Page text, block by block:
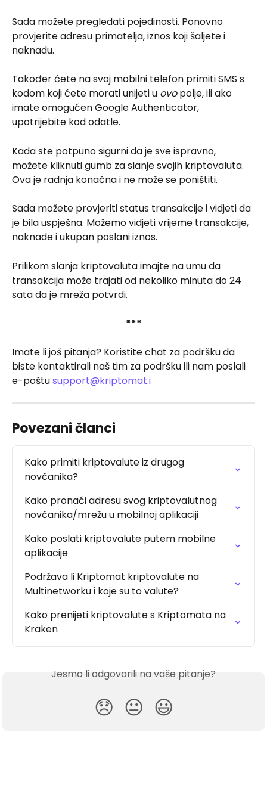
Sada možete pregledati pojedinosti. Ponovno
provjerite adresu primatelja, iznos koji šaljete i
naknadu.
Također ćete na svoj mobilni telefon primiti SMS s
kodom koji ćete morati unijeti u ovo polje, ili ako
imate omogućen Google Authenticator,
upotrijebite kod odatle.
Kada ste potpuno sigurni da je sve ispravno,
možete kliknuti gumb za slanje svojih kriptovaluta.
Ova je radnja konačna i ne može se poništiti.
Sada možete provjeriti status transakcije i vidjeti da
je bila uspješna. Možemo vidjeti vrijeme transakcije,
naknade i ukupan poslani iznos.
Prilikom slanja kriptovaluta imajte na umu da
transakcija može trajati od nekoliko minuta do 24
sata da je mreža potvrdi.
***
Imate li još pitanja? Koristite chat za podršku da
biste kontaktirali naš tim za podršku ili nam poslali
e-poštu support@kriptomat.i
Povezani članci
Kako primiti kriptovalute iz drugog
novčanika?
Kako pronaći adresu svog kriptovalutnog
novčanika/mrežu u mobilnoj aplikaciji
Kako poslati kriptovalute putem mobilne
aplikacije
Podržava li Kriptomat kriptovalute na
Multinetworku i koje su to valute?
Kako prenijeti kriptovalute s Kriptomata na
Kraken
Jesmo li odgovorili na vaše pitanje?
😞 😐 😃